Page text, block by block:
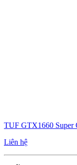
TUF GTX1660 Super
Liên hệ